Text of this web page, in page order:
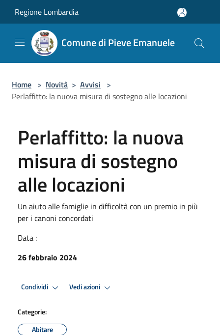
Regione Lombardia
Comune di Pieve Emanuele
Home > Novità > Avvisi >
Perlaffitto: la nuova misura di sostegno alle locazioni
Perlaffitto: la nuova
misura di sostegno
alle locazioni
Un aiuto alle famiglie in difficoltà con un premio in più
per i canoni concordati
Data :
26 febbraio 2024
Condividi Vedi azioni
Categorie:
Abitare